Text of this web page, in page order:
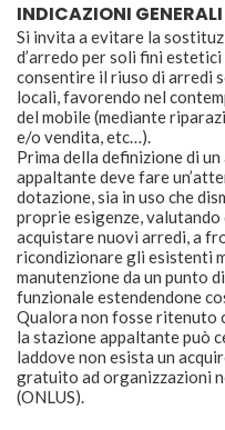
INDICAZIONI GENERALI
Si invita a evitare la
d’arredo per soli fini
consentire il riuso di arredi
locali, favorendo nel
del mobile (mediante
e/o vendita, etc…).
Prima della definizione di
appaltante deve fare
dotazione, sia in uso che
proprie esigenze, valutando
acquistare nuovi arredi, a
ricondizionare gli esistenti
manutenzione da un punto
funzionale estendendone
Qualora non fosse ritenuto
la stazione appaltante può
laddove non esista un
gratuito ad organizzazioni
(ONLUS).